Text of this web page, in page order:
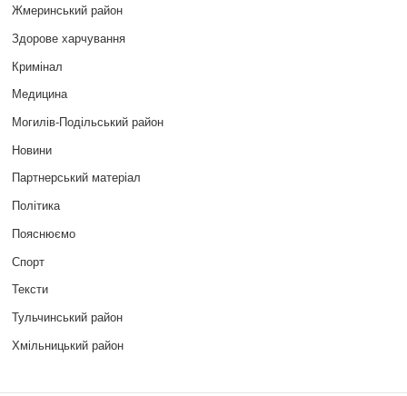
Жмеринський район
Здорове харчування
Кримінал
Медицина
Могилів-Подільський район
Новини
Партнерський матеріал
Політика
Пояснюємо
Спорт
Тексти
Тульчинський район
Хмільницький район